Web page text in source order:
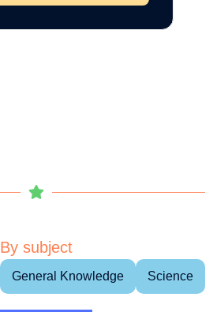
By subject
General Knowledge Science